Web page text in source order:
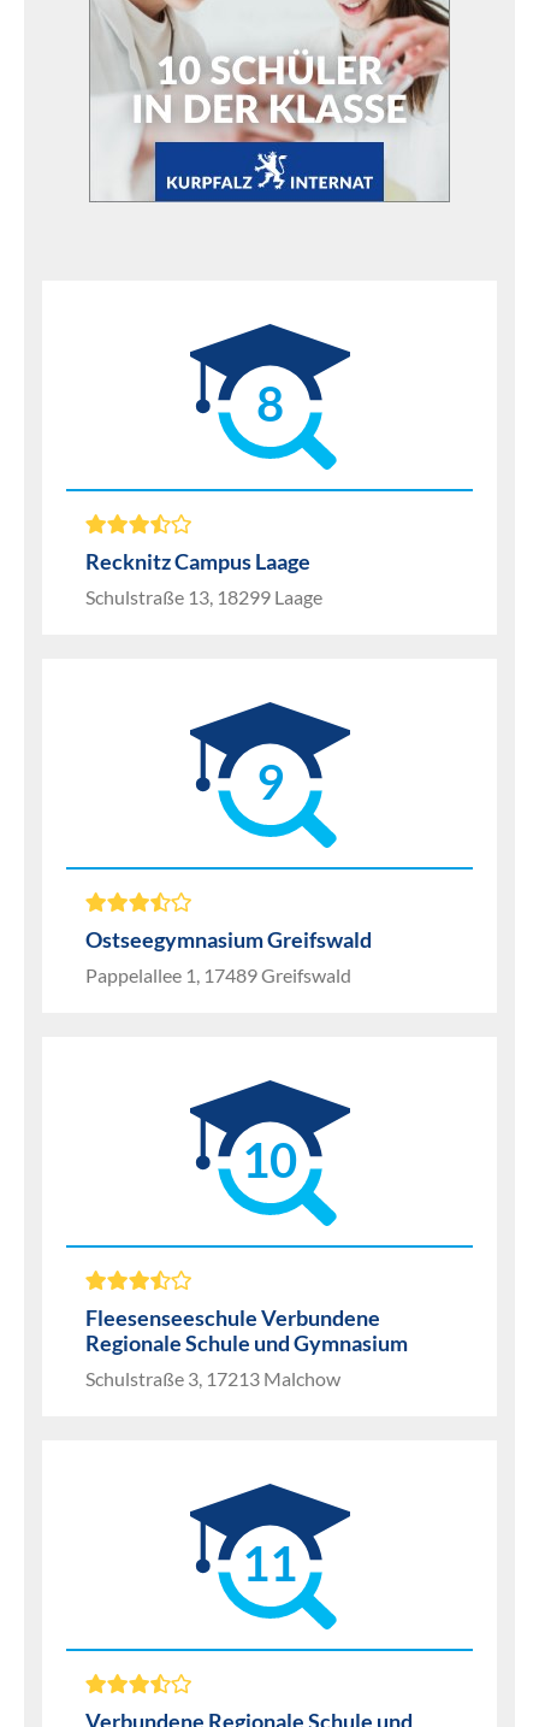
8
Recknitz Campus Laage
Schulstraße 13, 18299 Laage
9
Ostseegymnasium Greifswald
Pappelallee 1, 17489 Greifswald
10
Fleesenseeschule Verbundene
Regionale Schule und Gymnasium
Schulstraße 3, 17213 Malchow
11
Verbundene Regionale Schule und